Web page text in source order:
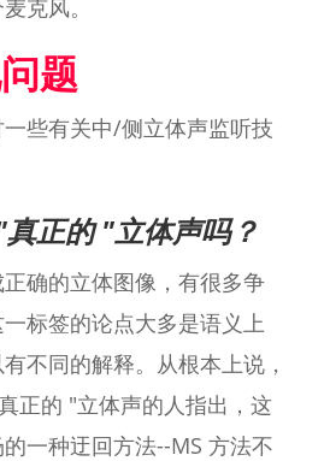
克风。
题
些有关中/侧立体声监听技
正的 "立体声吗？
确的立体图像，有很多争
标签的论点大多是语义上
不同的解释。从根本上说，
正的 "立体声的人指出，这
一种迂回方法--MS 方法不